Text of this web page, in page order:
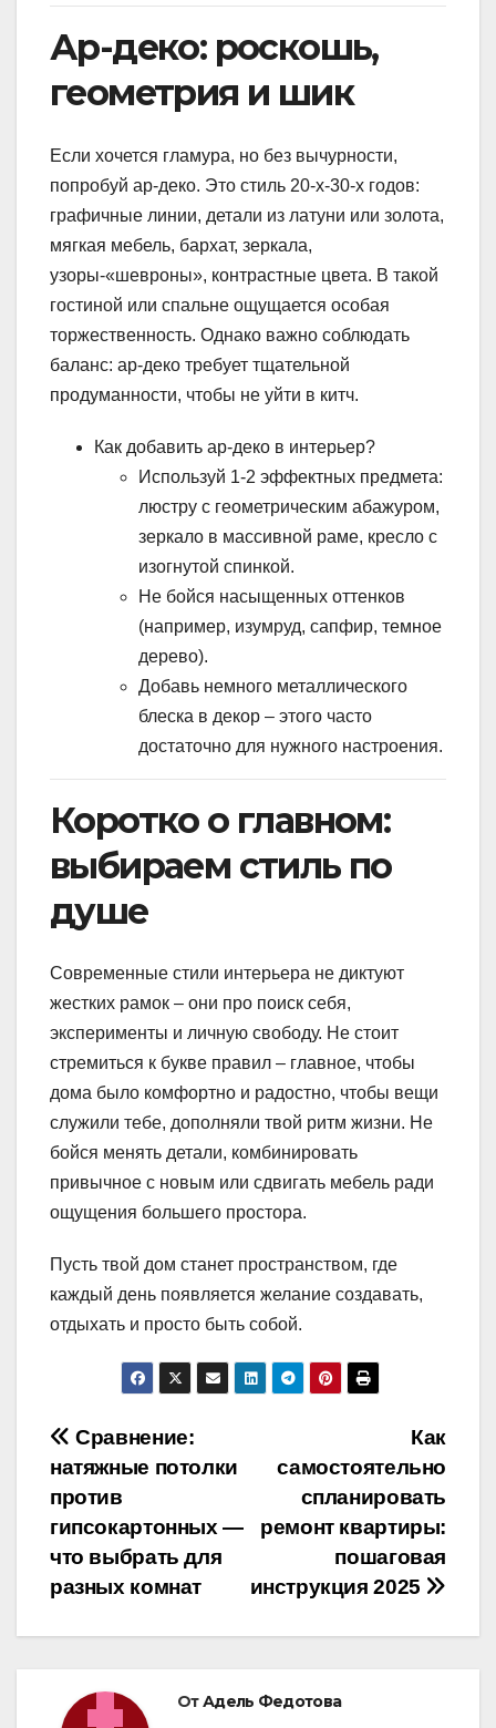
Ар-деко: роскошь,
геометрия и шик
Если хочется гламура, но без вычурности,
попробуй ар-деко. Это стиль 20-х-30-х годов:
графичные линии, детали из латуни или золота,
мягкая мебель, бархат, зеркала,
узоры-«шевроны», контрастные цвета. В такой
гостиной или спальне ощущается особая
торжественность. Однако важно соблюдать
баланс: ар-деко требует тщательной
продуманности, чтобы не уйти в китч.
Как добавить ар-деко в интерьер?
Используй 1-2 эффектных предмета:
люстру с геометрическим абажуром,
зеркало в массивной раме, кресло с
изогнутой спинкой.
Не бойся насыщенных оттенков
(например, изумруд, сапфир, темное
дерево).
Добавь немного металлического
блеска в декор – этого часто
достаточно для нужного настроения.
Коротко о главном:
выбираем стиль по
душе
Современные стили интерьера не диктуют
жестких рамок – они про поиск себя,
эксперименты и личную свободу. Не стоит
стремиться к букве правил – главное, чтобы
дома было комфортно и радостно, чтобы вещи
служили тебе, дополняли твой ритм жизни. Не
бойся менять детали, комбинировать
привычное с новым или сдвигать мебель ради
ощущения большего простора.
Пусть твой дом станет пространством, где
каждый день появляется желание создавать,
отдыхать и просто быть собой.
Навигация
по
записям
Как
самостоятельно
спланировать
ремонт квартиры:
пошаговая
инструкция 2025
Сравнение:
натяжные потолки
против
гипсокартонных —
что выбрать для
разных комнат
ОтАдель Федотова